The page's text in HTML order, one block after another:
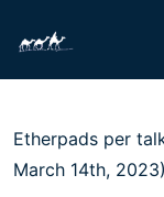
Etherpads per
March 14th, 2023)